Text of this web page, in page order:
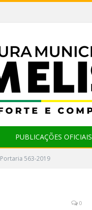
PUBLICAÇÕES OFICIAIS
Portaria 563-2019
0